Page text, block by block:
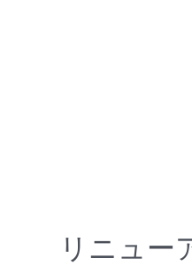
リニュー